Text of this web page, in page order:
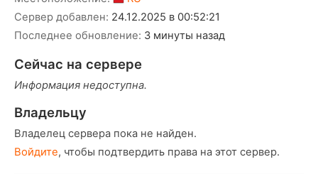
Сервер добавлен: 24.12.2025 в 00:52:21
Последнее обновление: 3 минуты назад
Сейчас на сервере
Информация недоступна.
Владельцу
Владелец сервера пока не найден.
Войдите, чтобы подтвердить права на этот сервер.